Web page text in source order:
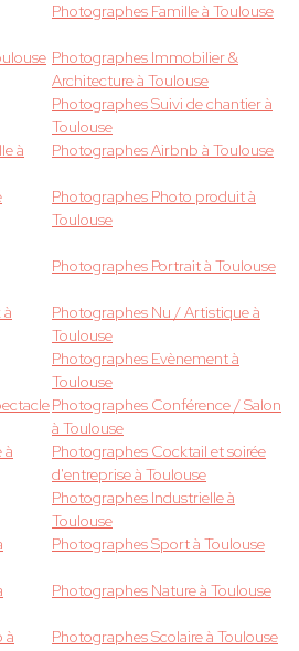
Photographes Famille à Toulouse
Photographes Immobilier &
Architecture à Toulouse
Photographes Suivi de chantier à
Toulouse
à
Photographes Airbnb à Toulouse
Photographes Photo produit à
Toulouse
Photographes Portrait à Toulouse
Photographes Nu / Artistique à
Toulouse
Photographes Evènement à
Toulouse
Photographes Conférence / Salon
à Toulouse
à
Photographes Cocktail et soirée
d'entreprise à Toulouse
Photographes Industrielle à
Toulouse
Photographes Sport à Toulouse
Photographes Nature à Toulouse
à
Photographes Scolaire à Toulouse